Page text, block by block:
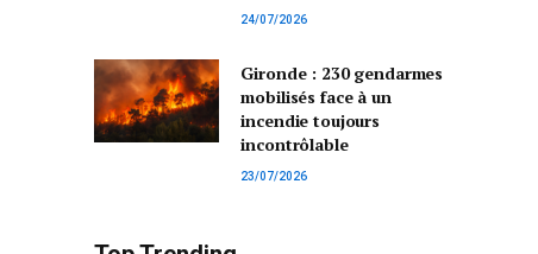
24/07/2026
Gironde : 230 gendarmes
mobilisés face à un
incendie toujours
incontrôlable
23/07/2026